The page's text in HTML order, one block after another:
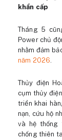
khẩn cấp
Tháng 5
Power chủ
nhằm đảm
năm 2026.
Thủy điện
cụm thủy
triển khai
nạn, cứu hộ
và hệ thống
chống thiên